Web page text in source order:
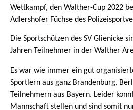
Wettkampf, den Walther-Cup 2022
Adlershofer Füchse des
Die Sportschützen des SV Glienicke
Jahren Teilnehmer in der Walther
Es war wie immer ein gut
Sportlern aus ganz Brandenburg,
Teilnehmern aus Bayern. Leider
Mannschaft stellen und sind somit